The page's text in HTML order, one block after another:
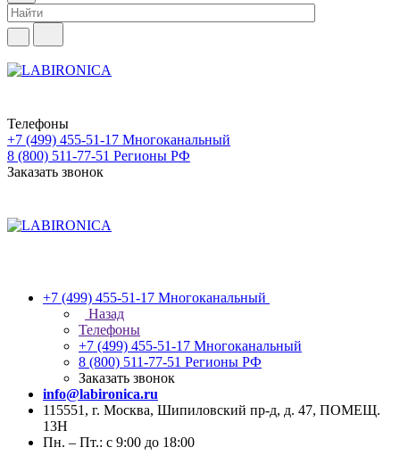
Телефоны
+7 (499) 455-51-17 Многоканальный
8 (800) 511-77-51 Регионы РФ
Заказать звонок
+7 (499) 455-51-17 Многоканальный
Назад
Телефоны
+7 (499) 455-51-17 Многоканальный
8 (800) 511-77-51 Регионы РФ
Заказать звонок
info@labironica.ru
115551, г. Москва, Шипиловский пр-д, д. 47, ПОМЕЩ.
13Н
Пн. – Пт.: с 9:00 до 18:00